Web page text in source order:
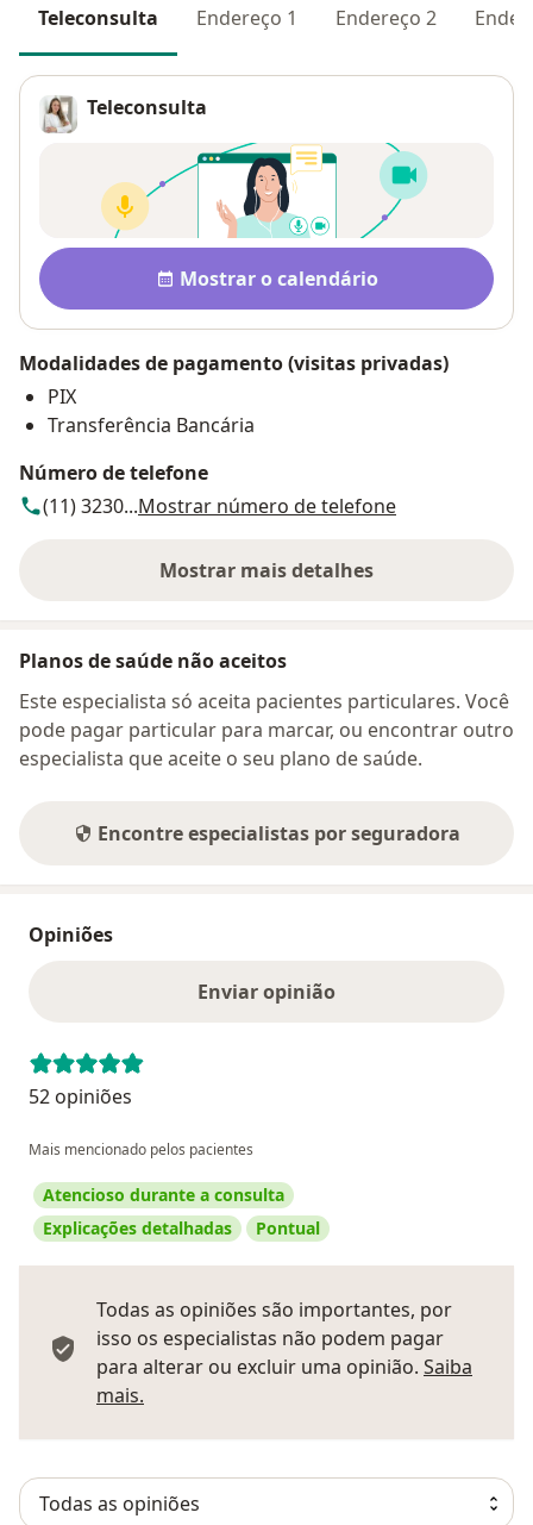
Teleconsulta Endereço 1 Endereço 2
Teleconsulta
Pagamento após a consulta
Disponibilidade
Mostrar o calendário
Modalidades de pagamento (visitas privadas)
PIX
Transferência Bancária
Número de telefone
(11) 3230...Mostrar número de telefone
Mostrar mais detalhes
sobre o endereço
Planos de saúde não aceitos
Este especialista só aceita pacientes particulares. Você
pode pagar particular para marcar, ou encontrar outro
especialista que aceite o seu plano de saúde.
Encontre especialistas por seguradora
Opiniões
Enviar opinião
52 opiniões
Mais mencionado pelos pacientes
Atencioso durante a consulta
Explicações detalhadas
Pontual
Todas as opiniões são importantes, por
isso os especialistas não podem pagar
para alterar ou excluir uma opinião. Saiba
mais.